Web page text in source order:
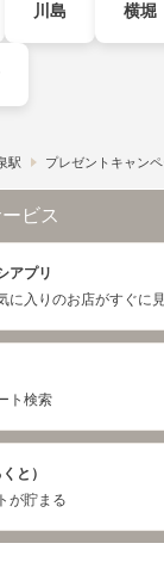
川島 横堀
駅 プレゼントキャン
ビス
アプリ
に入りのお店がすぐに
ト検索
と）
が貯まる